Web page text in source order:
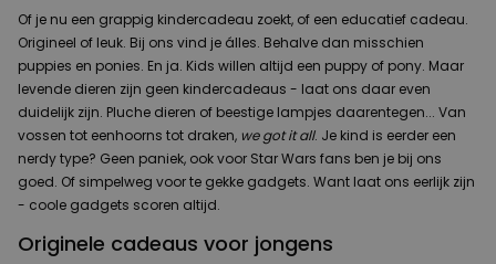
Of je nu een grappig kindercadeau zoekt, of een educatief cadeau.
Origineel of leuk. Bij ons vind je álles. Behalve dan misschien
puppies en ponies. En ja. Kids willen altijd een puppy of pony. Maar
levende dieren zijn geen kindercadeaus - laat ons daar even
duidelijk zijn. Pluche dieren of beestige lampjes daarentegen... Van
vossen tot eenhoorns tot draken, we got it all. Je kind is eerder een
nerdy type? Geen paniek, ook voor Star Wars fans ben je bij ons
goed. Of simpelweg voor te gekke gadgets. Want laat ons eerlijk zijn
- coole gadgets scoren altijd.
Originele cadeaus voor jongens